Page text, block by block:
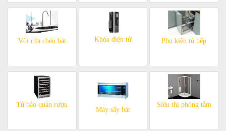
Vòi rửa chén bát Khóa điện tử Phụ kiện tủ bếp
Tủ bảo quản rượu
Máy sấy bát
Siêu thị phòng tắm